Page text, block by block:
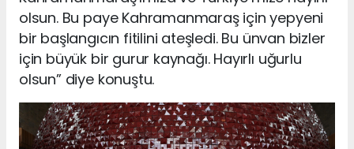
olsun. Bu paye Kahramanmaraş için yepyeni
bir başlangıcın fitilini ateşledi. Bu ünvan bizler
için büyük bir gurur kaynağı. Hayırlı uğurlu
olsun” diye konuştu.